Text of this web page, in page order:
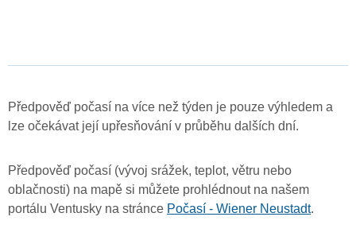
Předpověď počasí na více než týden je pouze výhledem a
lze očekávat její upřesňování v průběhu dalších dní.
Předpověď počasí (vývoj srážek, teplot, větru nebo
oblačnosti) na mapě si můžete prohlédnout na našem
portálu Ventusky na stránce Počasí - Wiener Neustadt.